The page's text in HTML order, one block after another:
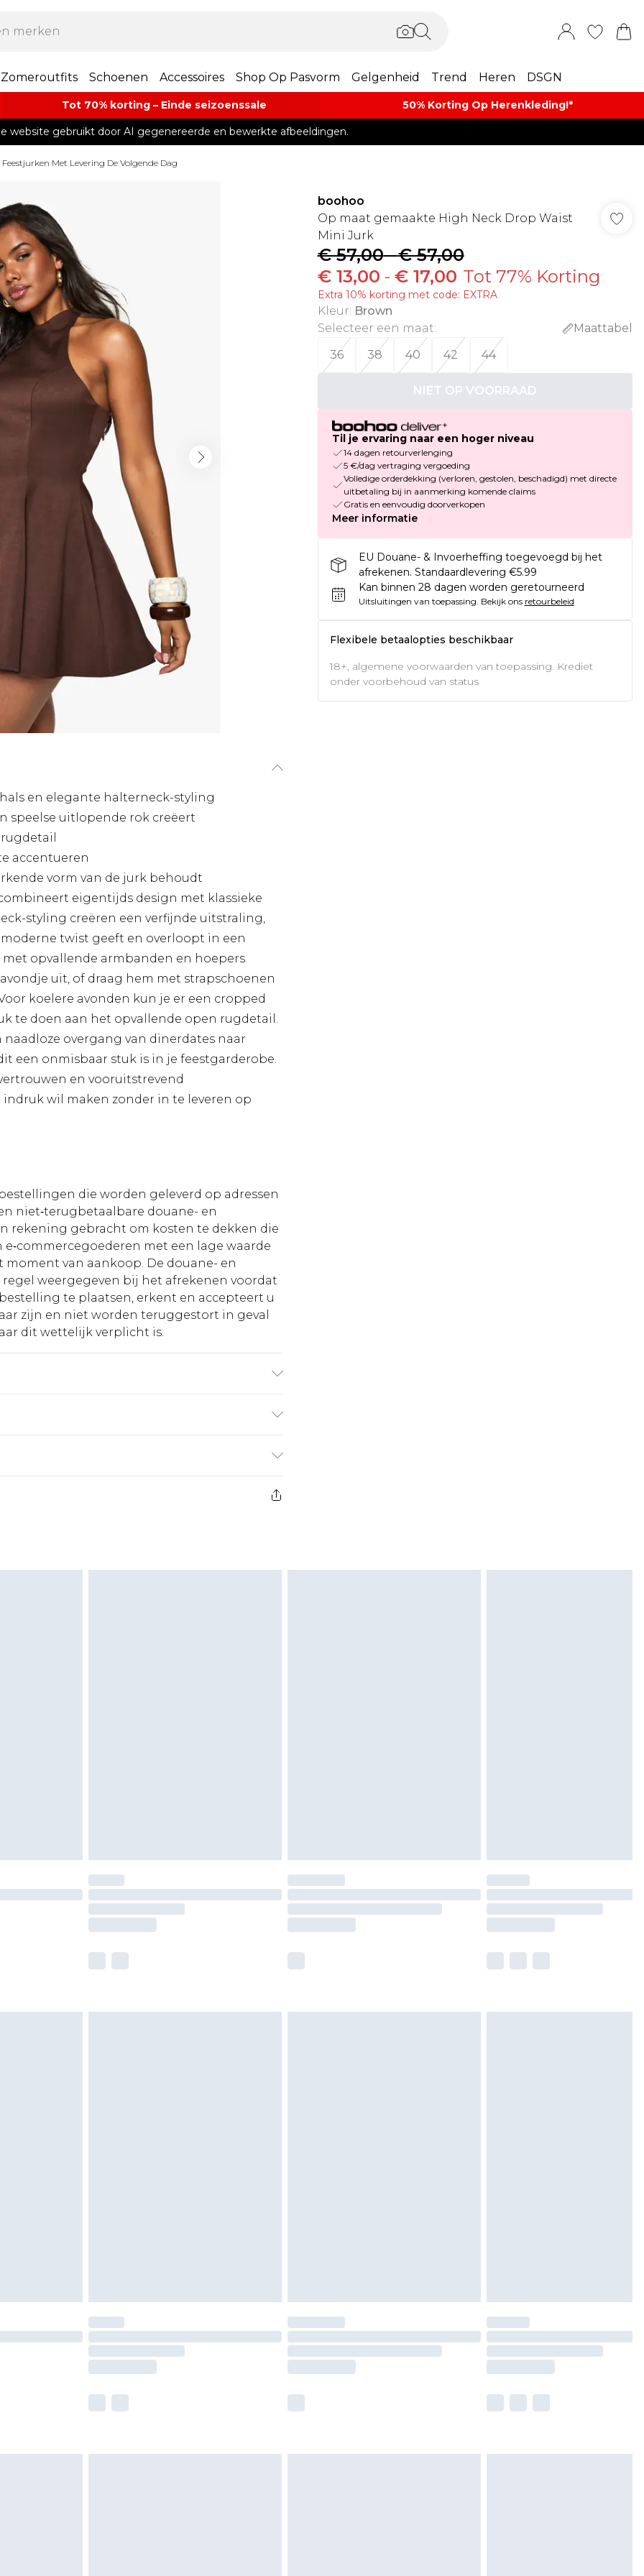
Zomeroutfits Schoenen Accessoires Shop Op Pasvorm Gelgenheid Trend Heren DSGN
Tot 70% korting – Einde seizoenssale 50% Korting Op Herenkleding​!*​
website gebruikt door AI gegenereerde en bewerkte afbeeldingen.
Feestjurken Met Levering De Volgende Dag
en elegante halterneck-styling
speelse uitlopende rok creëert
accentueren
vorm van de jurk behoudt
eigentijds design met klassieke
styling creëren een verfijnde uitstraling,
twist geeft en overloopt in een
opvallende armbanden en hoepers
uit, of draag hem met strapschoenen
koelere avonden kun je er een cropped
te doen aan het opvallende open rugdetail.
overgang van dinerdates naar
een onmisbaar stuk is in je feestgarderobe.
en vooruitstrevend
wil maken zonder in te leveren op
die worden geleverd op adressen
niet‑terugbetaalbare douane- en
rekening gebracht om kosten te dekken die
met een lage waarde
van aankoop. De douane- en
weergegeven bij het afrekenen voordat
te plaatsen, erkent en accepteert u
zijn en niet worden teruggestort in geval
dit wettelijk verplicht is.
€5.99
€14.99
boohoo
Op maat gemaakte High Neck Drop Waist
Mini Jurk
€ 57,00-€ 57,00
€ 13,00 - € 17,00 Tot 77% Korting
Extra 10% korting met code: EXTRA
Kleur: Brown
Selecteer een maat:
Maattabel
36
38 40 42 44
NIET OP VOORRAAD
Til je ervaring naar een hoger niveau
14 dagen retourverlenging
5 €/dag vertraging vergoeding
Volledige orderdekking (verloren, gestolen, beschadigd) met directe
uitbetaling bij in aanmerking komende claims
Gratis en eenvoudig doorverkopen
Meer informatie
EU Douane- & Invoerheffing toegevoegd bij het
afrekenen. Standaardlevering €5.99
Kan binnen 28 dagen worden geretourneerd
Uitsluitingen van toepassing. Bekijk ons retourbeleid
Flexibele betaalopties beschikbaar
18+, algemene voorwaarden van toepassing. Krediet
onder voorbehoud van status